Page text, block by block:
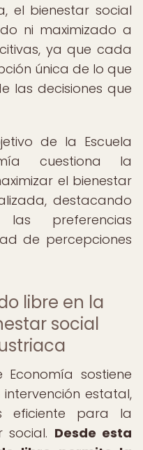
el bienestar social
ni maximizado a
ya que cada
única de lo que
las decisiones que
de la Escuela
cuestiona la
el bienestar
destacando
preferencias
de percepciones
libre en la
social
Economía sostiene
estatal,
eficiente para la
social. Desde esta